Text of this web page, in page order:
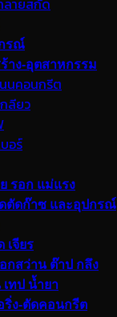
ลายสกัด
รณ์
าง-อุตสาหกรรม
นคอนกรีต
ลียว
อร์
รอก แม่แรง
ดตัดก๊าซ และอุปกรณ์
เจียร
กสว่าน ต๊าป กลึง
ทป น้ำยา
ริ่ง-ตัดคอนกรีต